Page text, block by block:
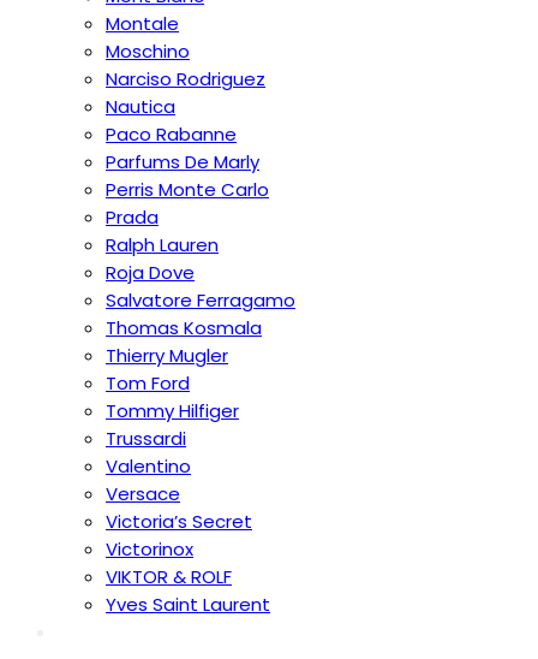
Montale
Moschino
Narciso Rodriguez
Nautica
Paco Rabanne
Parfums De Marly
Perris Monte Carlo
Prada
Ralph Lauren
Roja Dove
Salvatore Ferragamo
Thomas Kosmala
Thierry Mugler
Tom Ford
Tommy Hilfiger
Trussardi
Valentino
Versace
Victoria’s Secret
Victorinox
VIKTOR & ROLF
Yves Saint Laurent